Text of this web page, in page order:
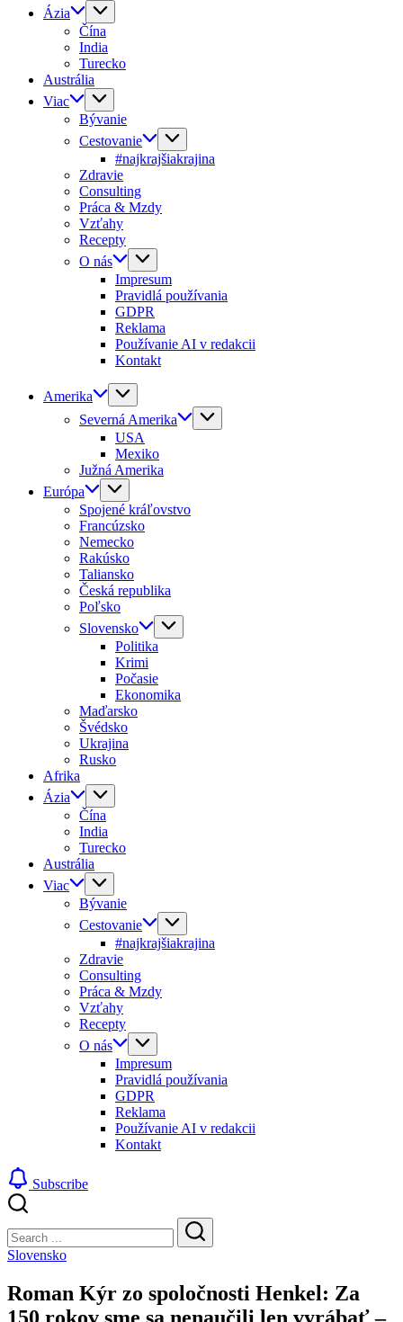
Ázia
Čína
India
Turecko
Austrália
Viac
Bývanie
Cestovanie
#najkrajšiakrajina
Zdravie
Consulting
Práca & Mzdy
Vzťahy
Recepty
O nás
Impresum
Pravidlá používania
GDPR
Reklama
Používanie AI v redakcii
Kontakt
Amerika
Severná Amerika
USA
Mexiko
Južná Amerika
Európa
Spojené kráľovstvo
Francúzsko
Nemecko
Rakúsko
Taliansko
Česká republika
Poľsko
Slovensko
Politika
Krimi
Počasie
Ekonomika
Maďarsko
Švédsko
Ukrajina
Rusko
Afrika
Ázia
Čína
India
Turecko
Austrália
Viac
Bývanie
Cestovanie
#najkrajšiakrajina
Zdravie
Consulting
Práca & Mzdy
Vzťahy
Recepty
O nás
Impresum
Pravidlá používania
GDPR
Reklama
Používanie AI v redakcii
Kontakt
Subscribe
Search
Search
Slovensko
Roman Kýr zo spoločnosti Henkel: Za